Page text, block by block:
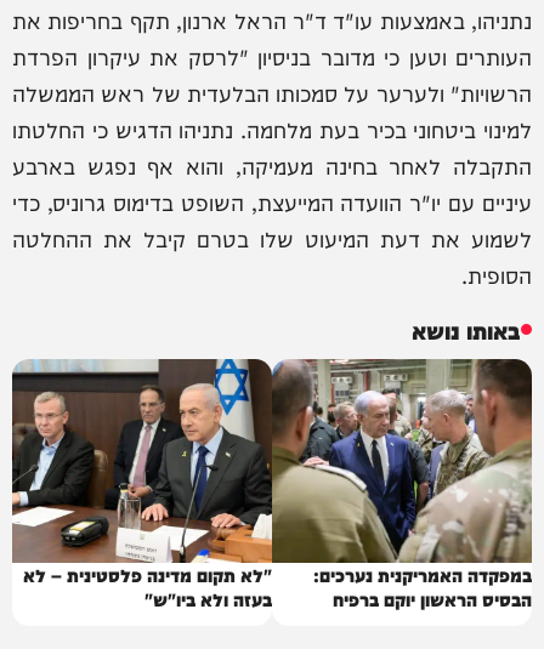
נתניהו, באמצעות עו"ד ד"ר הראל ארנון, תקף בחריפות את
העותרים וטען כי מדובר בניסיון "לרסק את עיקרון הפרדת
הרשויות" ולערער על סמכותו הבלעדית של ראש הממשלה
למינוי ביטחוני בכיר בעת מלחמה. נתניהו הדגיש כי החלטתו
התקבלה לאחר בחינה מעמיקה, והוא אף נפגש בארבע
עיניים עם יו"ר הוועדה המייעצת, השופט בדימוס גרוניס, כדי
לשמוע את דעת המיעוט שלו בטרם קיבל את ההחלטה
הסופית.
באותו נושא
במפקדה האמריקנית נערכים:
הבסיס הראשון יוקם ברפיח
"לא תקום מדינה פלסטינית – לא
בעזה ולא ביו"ש"